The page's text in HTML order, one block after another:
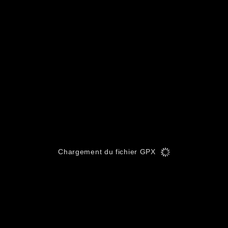
Chargement du fichier GPX